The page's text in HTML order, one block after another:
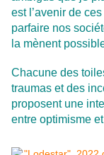
est l’avenir de
parfaire nos
la mènent
Chacune des
traumas et des
proposent une
entre optimisme